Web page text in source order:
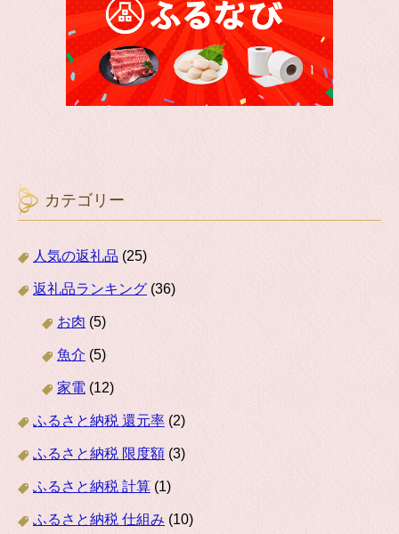
カテゴリー
人気の返礼品 (25)
返礼品ランキング (36)
お肉 (5)
魚介 (5)
家電 (12)
ふるさと納税 還元率 (2)
ふるさと納税 限度額 (3)
ふるさと納税 計算 (1)
ふるさと納税 仕組み (10)